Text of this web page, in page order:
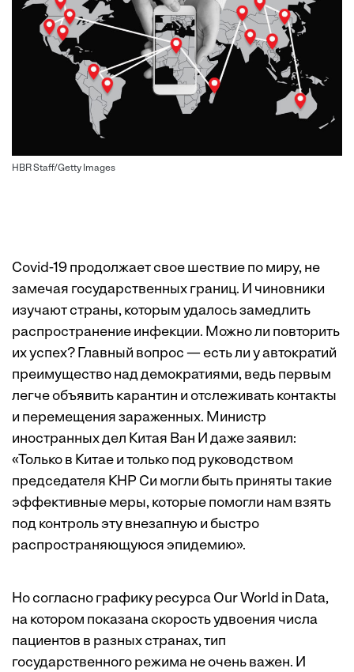
HBR Staff/Getty Images
Covid-19 продолжает свое шествие по миру, не
замечая государственных границ. И чиновники
изучают страны, которым удалось замедлить
распространение инфекции. Можно ли повторить
их успех? Главный вопрос — есть ли у автократий
преимущество над демократиями, ведь первым
легче объявить карантин и отслеживать контакты
и перемещения зараженных. Министр
иностранных дел Китая Ван И даже заявил:
«Только в Китае и только под руководством
председателя КНР Си могли быть приняты такие
эффективные меры, которые помогли нам взять
под контроль эту внезапную и быстро
распространяющуюся эпидемию».
Но согласно графику ресурса Our World in Data,
на котором показана скорость удвоения числа
пациентов в разных странах, тип
государственного режима не очень важен. И